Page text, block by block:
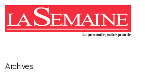
Archives